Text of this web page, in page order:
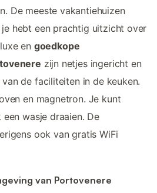
De meeste vakantiehuizen
hebt een prachtig uitzicht over
en goedkope
zijn netjes ingericht en
de faciliteiten in de keuken.
en magnetron. Je kunt
wasje draaien. De
ook van gratis WiFi
van Portovenere